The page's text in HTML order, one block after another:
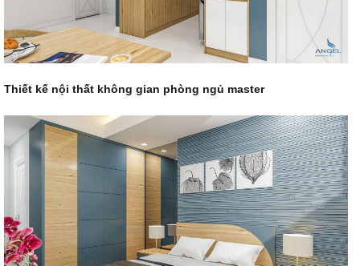
Thiết kế nội thất không gian phòng ngủ master